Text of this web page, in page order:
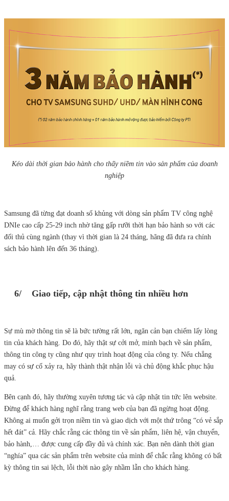
Kéo dài thời gian bảo hành cho thấy niềm tin vào sản phẩm của doanh
nghiệp
Samsung đã từng đạt doanh số khủng với dòng sản phẩm TV công nghệ
DNIe cao cấp 25-29 inch nhờ tăng gấp rưỡi thời hạn bảo hành so với các
đối thủ cùng ngành (thay vì thời gian là 24 tháng, hãng đã đưa ra chính
sách bảo hành lên đến 36 tháng).
6/ Giao tiếp, cập nhật thông tin nhiều hơn
Sự mù mờ thông tin sẽ là bức tường rất lớn, ngăn cản bạn chiếm lấy lòng
tin của khách hàng. Do đó, hãy thật sự cởi mở, minh bạch về sản phẩm,
thông tin công ty cũng như quy trình hoạt động của công ty. Nếu chẳng
may có sự cố xảy ra, hãy thành thật nhận lỗi và chủ động khắc phục hậu
quả.
Bên cạnh đó, hãy thường xuyên tương tác và cập nhật tin tức lên website.
Đừng để khách hàng nghĩ rằng trang web của bạn đã ngừng hoạt động.
Không ai muốn gởi trọn niềm tin và giao dịch với một thứ trông “có vẻ sắp
hết đát” cả. Hãy chắc rằng các thông tin về sản phẩm, liên hệ, vận chuyển,
bảo hành,… được cung cấp đầy đủ và chính xác. Bạn nên dành thời gian
“nghía” qua các sản phẩm trên website của mình để chắc rằng không có bất
kỳ thông tin sai lệch, lỗi thời nào gây nhầm lẫn cho khách hàng.